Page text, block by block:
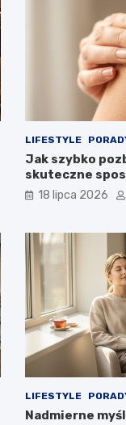
LIFESTYLE
Jak szybko
skuteczne
18 lipca 2026
LIFESTYLE
Nadmierne